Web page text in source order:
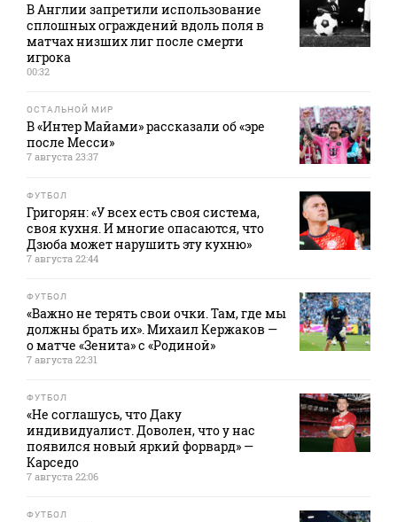
В Англии запретили использование
сплошных ограждений вдоль поля в
матчах низших лиг после смерти
игрока
00:32
ОСТАЛЬНОЙ МИР
В «Интер Майами» рассказали об «эре
после Месси»
7 августа 23:37
ФУТБОЛ
Григорян: «У всех есть своя система,
своя кухня. И многие опасаются, что
Дзюба может нарушить эту кухню»
7 августа 22:44
ФУТБОЛ
«Важно не терять свои очки. Там, где мы
должны брать их». Михаил Кержаков —
о матче «Зенита» с «Родиной»
7 августа 22:31
ФУТБОЛ
«Не соглашусь, что Даку
индивидуалист. Доволен, что у нас
появился новый яркий форвард» —
Карседо
7 августа 22:06
ФУТБОЛ